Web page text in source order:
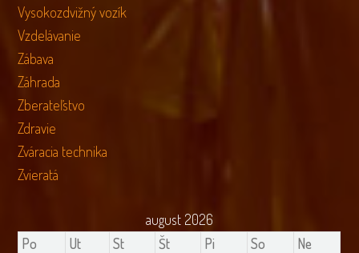
Vysokozdvižný vozík
Vzdelávanie
Zábava
Záhrada
Zberateľstvo
Zdravie
Zváracia technika
Zvieratá
august 2026
Po
Ut St Št Pi So
Ne